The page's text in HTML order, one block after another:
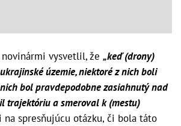
vysvetlil, že „keď (drony)
územie, niektoré z nich boli
bol pravdepodobne zasiahnutý nad
trajektóriu a smeroval k (mestu)
na spresňujúcu otázku, či bola táto